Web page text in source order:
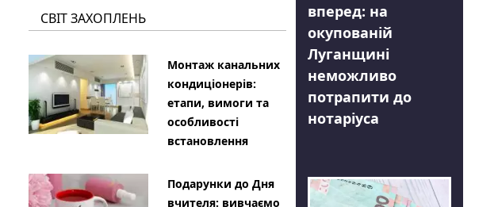
СВІТ ЗАХОПЛЕНЬ
Монтаж канальних
кондиціонерів:
етапи, вимоги та
особливості
встановлення
Подарунки до Дня
вчителя: вивчаємо
вперед: на
окупованій
Луганщині
неможливо
потрапити до
нотаріуса